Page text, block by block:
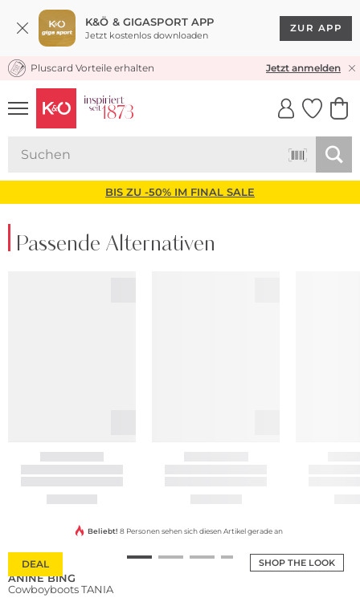
K&Ö & GIGASPORT APP
Jetzt kostenlos downloaden
ZUR APP
KOSTENLOSER VERSAND* & RÜCKVERSAND
Pluscard Vorteile erhalten Jetzt anmelden
UNSERE APP
CLICK &
BIS ZU -50% IM FINAL SALE
Passende Alternativen
SHOP THE LOOK
DEAL
Beliebt! 8 Personen sehen sich diesen Artikel gerade an
ANINE BING
Cowboyboots TANIA